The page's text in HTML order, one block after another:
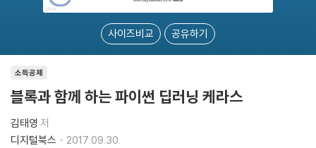
사이즈비교 공유하기
소득공제
블록과 함께 하는 파이썬 딥러닝 케라스
김태영 저
디지털북스
2017.09.30.